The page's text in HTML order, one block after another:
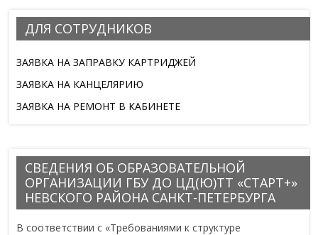
ДЛЯ СОТРУДНИКОВ
ЗАЯВКА НА ЗАПРАВКУ КАРТРИДЖЕЙ
ЗАЯВКА НА КАНЦЕЛЯРИЮ
ЗАЯВКА НА РЕМОНТ В КАБИНЕТЕ
СВЕДЕНИЯ ОБ ОБРАЗОВАТЕЛЬНОЙ
ОРГАНИЗАЦИИ ГБУ ДО ЦД(Ю)ТТ «СТАРТ+»
НЕВСКОГО РАЙОНА САНКТ-ПЕТЕРБУРГА
В соответствии с «Требованиями к структуре